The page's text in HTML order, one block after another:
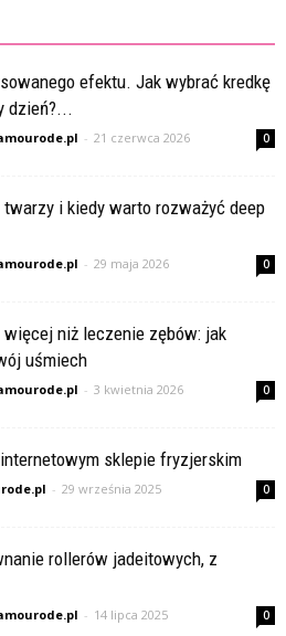
efektu. Jak wybrać kredkę
dzień?...
- 21 czerwca 2026 0
i kiedy warto rozważyć deep
- 29 maja 2026 0
niż leczenie zębów: jak
uśmiech
- 3 kwietnia 2026 0
sklepie fryzjerskim
- 29 września 2025 0
rollerów jadeitowych, z
- 14 lipca 2025 0